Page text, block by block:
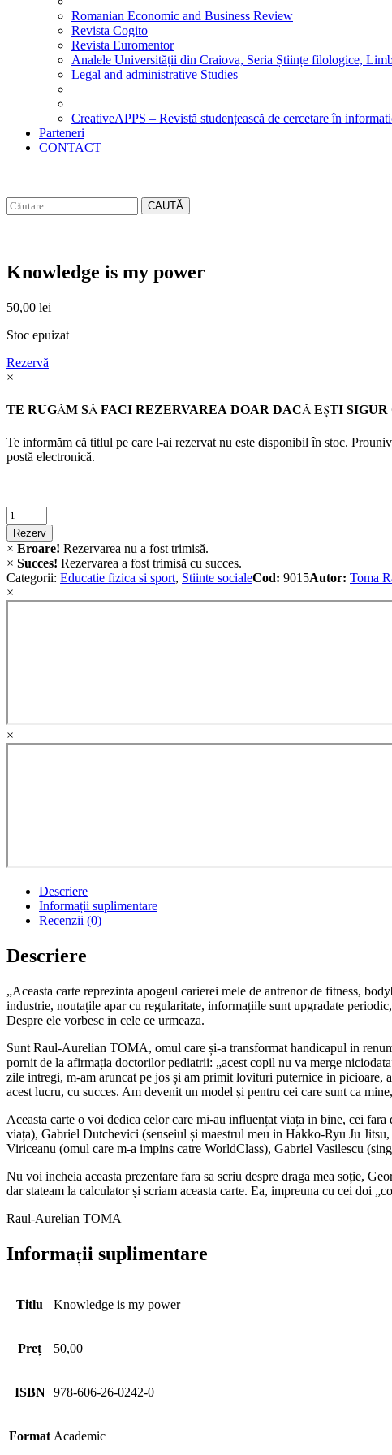
Romanian Economic and Business Review
Revista Cogito
Revista Euromentor
Analele Universității din Craiova, Seria Științe filologice,
Legal and administrative Studies
CreativeAPPS – Revistă studențească de cercetare în
Parteneri
CONTACT
CAUTĂ
Knowledge is my power
50,00 lei
Stoc epuizat
Rezervă
×
TE RUGĂM SĂ FACI REZERVAREA DOAR DACĂ EŞTI
Te informăm că titlul pe care l-ai rezervat nu este disponibil în stoc.
postă electronică.
Criminalistica
quantity
Rezerv
× Eroare! Rezervarea nu a fost trimisă.
× Succes! Rezervarea a fost trimisă cu succes.
Categorii: Educatie fizica si sport, Stiinte socialeCod: 9015Autor: Toma
×
×
Descriere
Informații suplimentare
Recenzii (0)
Descriere
„Aceasta carte reprezinta apogeul carierei mele de antrenor de fitness,
industrie, noutațile apar cu regularitate, informațiile sunt upgradate
Despre ele vorbesc in cele ce urmeaza.
Sunt Raul-Aurelian TOMA, omul care și-a transformat handicapul in
pornit de la afirmația doctorilor pediatrii: „acest copil nu va merge
zile intregi, m-am aruncat pe jos și am primit lovituri puternice in picioare,
acest lucru, cu succes. Am devenit un model și pentru cei care sunt ca
Aceasta carte o voi dedica celor care mi-au influențat viața in bine, cei
viața), Gabriel Dutchevici (senseiul și maestrul meu in Hakko-Ryu Ju
Viriceanu (omul care m-a impins catre WorldClass), Gabriel Vasilescu
Nu voi incheia aceasta prezentare fara sa scriu despre draga mea soție,
dar stateam la calculator și scriam aceasta carte. Ea, impreuna cu cei doi
Raul-Aurelian TOMA
Informații suplimentare
Titlu Knowledge is my power
Preț 50,00
ISBN 978-606-26-0242-0
Format Academic